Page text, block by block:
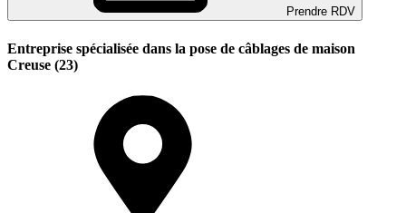
Prendre RDV
Entreprise spécialisée dans la pose de câblages de maison
Creuse (23)